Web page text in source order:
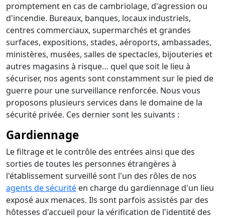
promptement en cas de cambriolage, d'agression ou
d'incendie. Bureaux, banques, locaux industriels,
centres commerciaux, supermarchés et grandes
surfaces, expositions, stades, aéroports, ambassades,
ministères, musées, salles de spectacles, bijouteries et
autres magasins à risque… quel que soit le lieu à
sécuriser, nos agents sont constamment sur le pied de
guerre pour une surveillance renforcée. Nous vous
proposons plusieurs services dans le domaine de la
sécurité privée. Ces dernier sont les suivants :
Gardiennage
Le filtrage et le contrôle des entrées ainsi que des
sorties de toutes les personnes étrangères à
l'établissement surveillé sont l'un des rôles de nos
agents de sécurité en charge du gardiennage d'un lieu
exposé aux menaces. Ils sont parfois assistés par des
hôtesses d'accueil pour la vérification de l'identité des